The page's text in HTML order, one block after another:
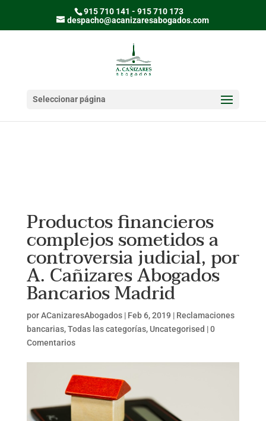
915 710 141 - 915 710 173
despacho@acanizaresabogados.com
Seleccionar página
Productos financieros
complejos sometidos a
controversia judicial, por
A. Cañizares Abogados
Bancarios Madrid
porACanizaresAbogados| Feb 6, 2019 | Reclamaciones
bancarias,Todas las categorías, Uncategorised |0
Comentarios